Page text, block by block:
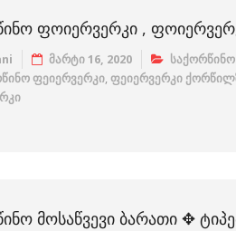
ᲤᲝᲘᲔᲠᲕᲔᲠᲙᲘ ,
მარტი 16, 2020
ფეიერვერკი, ფეიერვერკი
ᲛᲝᲡᲐᲬᲕᲔᲕᲘ ᲑᲐᲠᲐᲗᲘ ✥